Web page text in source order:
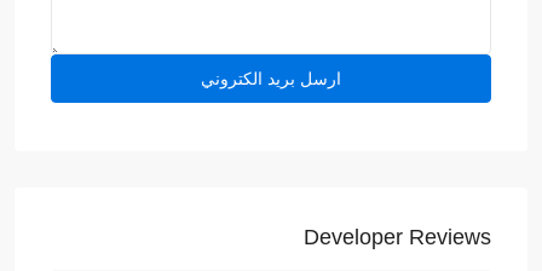
Developer Reviews